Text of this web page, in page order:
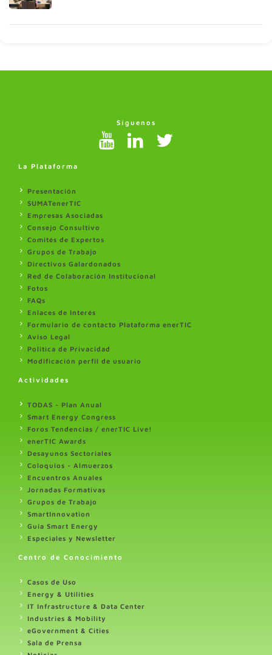
Síguenos
La Plataforma
Presentación
SUMATenerTIC
Empresas Asociadas
Consejo Consultivo
Comités de Expertos
Grupos de Trabajo
Directivos Galardonados
Red de Colaboración Institucional
Fotos
FAQs
Enlaces de Interés
Formulario de contacto Plataforma enerTIC
Aviso Legal
Politica de Privacidad
Modificación perfil de usuario
Actividades
TODAS - Plan Anual
Smart Energy Congress
Foros Tendencias / enerTIC Live!
enerTIC Awards
Desayunos Sectoriales
Coloquios - Almuerzos
Encuentros Anuales
Jornadas Formativas
Grupos de Trabajo
SmartInnovation
Guia Smart Energy
Especiales y Newsletter
Centro de Conocimiento
Casos de Uso
Energy & Utilities
IT Infrastructure & Data Center
Industries & Mobility
eGovernment & Cities
Sala de Prensa